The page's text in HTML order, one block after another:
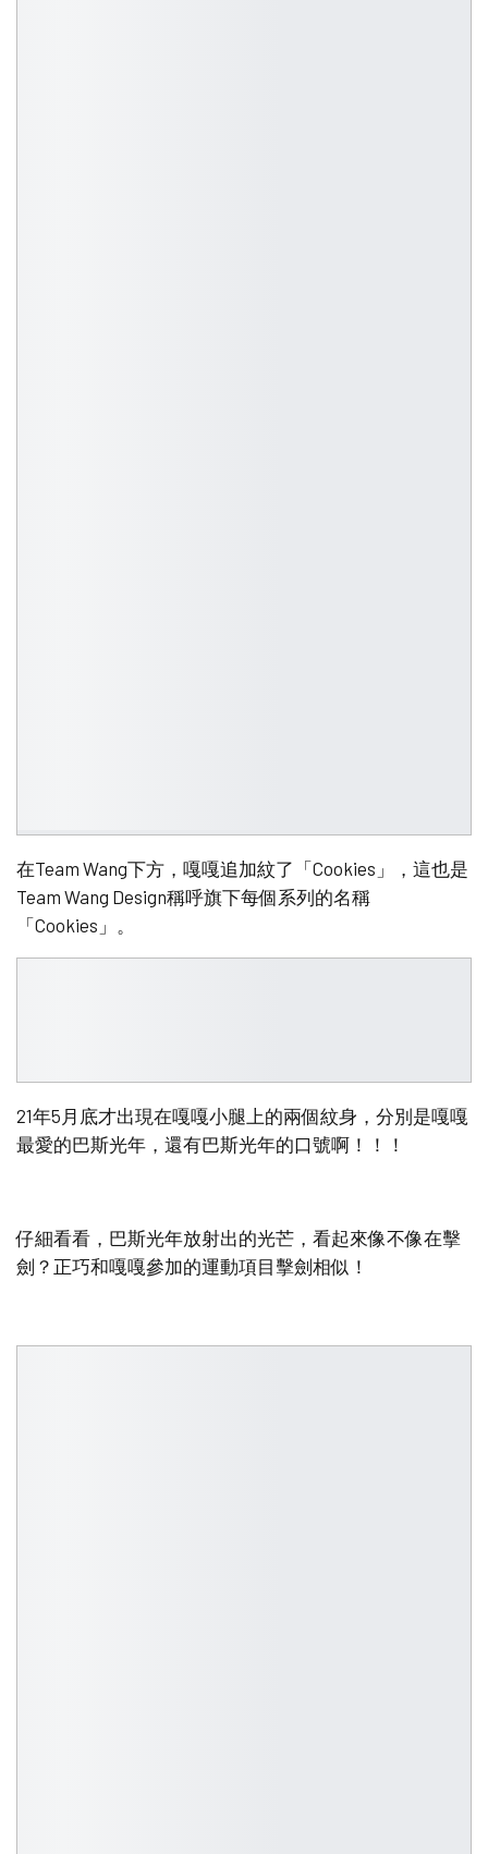
在Team Wang下方，嘎嘎追加紋了「Cookies」，這也是
Team Wang Design稱呼旗下每個系列的名稱
「Cookies」。
21年5月底才出現在嘎嘎小腿上的兩個紋身，分別是嘎嘎
最愛的巴斯光年，還有巴斯光年的口號啊！！！
仔細看看，巴斯光年放射出的光芒，看起來像不像在擊
劍？正巧和嘎嘎參加的運動項目擊劍相似！